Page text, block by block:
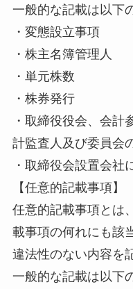
一般的な記載は以下
・変態設立事項
・株主名簿管理人
・単元株数
・株券発行
・取締役役会、会計
計監査人及び委員会
・取締役会設置会社
【任意的記載事項】
任意的記載事項とは
載事項の何れにも該
違法性のない内容を
一般的な記載は以下